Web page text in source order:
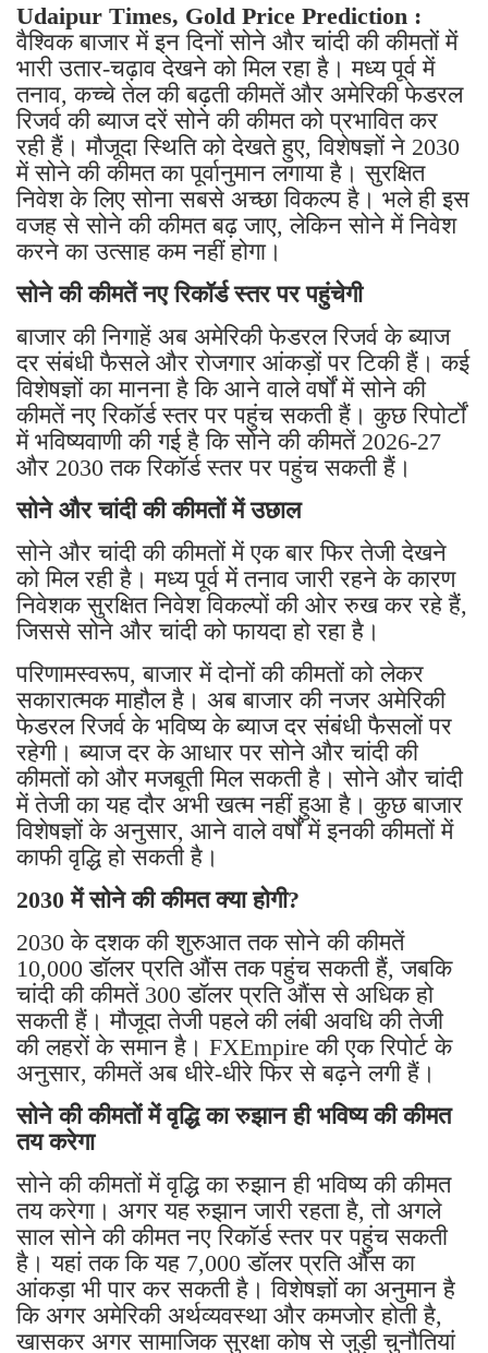
Udaipur Times, Gold Price Prediction :
वैश्विक बाजार में इन दिनों सोने और चांदी की कीमतों में
भारी उतार-चढ़ाव देखने को मिल रहा है। मध्य पूर्व में
तनाव, कच्चे तेल की बढ़ती कीमतें और अमेरिकी फेडरल
रिजर्व की ब्याज दरें सोने की कीमत को प्रभावित कर
रही हैं। मौजूदा स्थिति को देखते हुए, विशेषज्ञों ने 2030
में सोने की कीमत का पूर्वानुमान लगाया है। सुरक्षित
निवेश के लिए सोना सबसे अच्छा विकल्प है। भले ही इस
वजह से सोने की कीमत बढ़ जाए, लेकिन सोने में निवेश
करने का उत्साह कम नहीं होगा।
सोने की कीमतें नए रिकॉर्ड स्तर पर पहुंचेगी
बाजार की निगाहें अब अमेरिकी फेडरल रिजर्व के ब्याज
दर संबंधी फैसले और रोजगार आंकड़ों पर टिकी हैं। कई
विशेषज्ञों का मानना ​​है कि आने वाले वर्षों में सोने की
कीमतें नए रिकॉर्ड स्तर पर पहुंच सकती हैं। कुछ रिपोर्टों
में भविष्यवाणी की गई है कि सोने की कीमतें 2026-27
और 2030 तक रिकॉर्ड स्तर पर पहुंच सकती हैं।
सोने और चांदी की कीमतों में उछाल
सोने और चांदी की कीमतों में एक बार फिर तेजी देखने
को मिल रही है। मध्य पूर्व में तनाव जारी रहने के कारण
निवेशक सुरक्षित निवेश विकल्पों की ओर रुख कर रहे हैं,
जिससे सोने और चांदी को फायदा हो रहा है।
परिणामस्वरूप, बाजार में दोनों की कीमतों को लेकर
सकारात्मक माहौल है। अब बाजार की नजर अमेरिकी
फेडरल रिजर्व के भविष्य के ब्याज दर संबंधी फैसलों पर
रहेगी। ब्याज दर के आधार पर सोने और चांदी की
कीमतों को और मजबूती मिल सकती है। सोने और चांदी
में तेजी का यह दौर अभी खत्म नहीं हुआ है। कुछ बाजार
विशेषज्ञों के अनुसार, आने वाले वर्षों में इनकी कीमतों में
काफी वृद्धि हो सकती है।
2030 में सोने की कीमत क्या होगी?
2030 के दशक की शुरुआत तक सोने की कीमतें
10,000 डॉलर प्रति औंस तक पहुंच सकती हैं, जबकि
चांदी की कीमतें 300 डॉलर प्रति औंस से अधिक हो
सकती हैं। मौजूदा तेजी पहले की लंबी अवधि की तेजी
की लहरों के समान है। FXEmpire की एक रिपोर्ट के
अनुसार, कीमतें अब धीरे-धीरे फिर से बढ़ने लगी हैं।
सोने की कीमतों में वृद्धि का रुझान ही भविष्य की कीमत
तय करेगा
सोने की कीमतों में वृद्धि का रुझान ही भविष्य की कीमत
तय करेगा। अगर यह रुझान जारी रहता है, तो अगले
साल सोने की कीमत नए रिकॉर्ड स्तर पर पहुंच सकती
है। यहां तक ​​कि यह 7,000 डॉलर प्रति औंस का
आंकड़ा भी पार कर सकती है। विशेषज्ञों का अनुमान है
कि अगर अमेरिकी अर्थव्यवस्था और कमजोर होती है,
खासकर अगर सामाजिक सुरक्षा कोष से जुड़ी चुनौतियां